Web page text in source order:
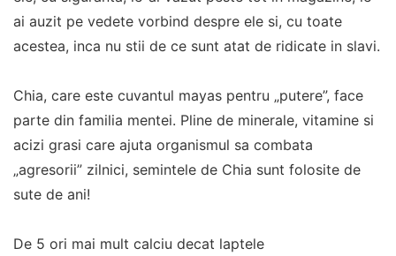
ai auzit pe vedete vorbind despre ele si, cu toate
acestea, inca nu stii de ce sunt atat de ridicate in slavi.
Chia, care este cuvantul mayas pentru „putere”, face
parte din familia mentei. Pline de minerale, vitamine si
acizi grasi care ajuta organismul sa combata
„agresorii” zilnici, semintele de Chia sunt folosite de
sute de ani!
De 5 ori mai mult calciu decat laptele